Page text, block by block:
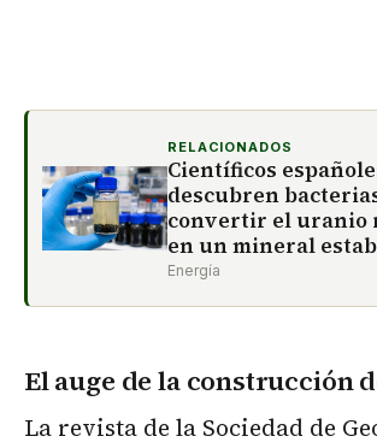
RELACIONADOS
Científicos
descubren
convertir el uranio
en un mineral
Energía
El auge de la construcción
La revista de la Sociedad de